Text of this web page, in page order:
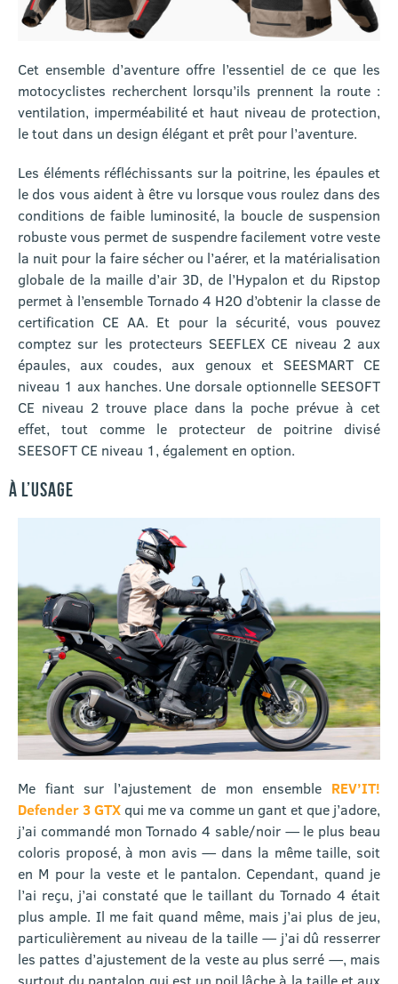
Cet ensemble d’aventure offre l’essentiel de ce que les
motocyclistes recherchent lorsqu’ils prennent la route :
ventilation, imperméabilité et haut niveau de protection,
le tout dans un design élégant et prêt pour l’aventure.
Les éléments réfléchissants sur la poitrine, les épaules et
le dos vous aident à être vu lorsque vous roulez dans des
conditions de faible luminosité, la boucle de suspension
robuste vous permet de suspendre facilement votre veste
la nuit pour la faire sécher ou l’aérer, et la matérialisation
globale de la maille d’air 3D, de l’Hypalon et du Ripstop
permet à l’ensemble Tornado 4 H2O d’obtenir la classe de
certification CE AA. Et pour la sécurité, vous pouvez
comptez sur les protecteurs SEEFLEX CE niveau 2 aux
épaules, aux coudes, aux genoux et SEESMART CE
niveau 1 aux hanches. Une dorsale optionnelle SEESOFT
CE niveau 2 trouve place dans la poche prévue à cet
effet, tout comme le protecteur de poitrine divisé
SEESOFT CE niveau 1, également en option.
À L’USAGE
Me fiant sur l’ajustement de mon ensemble REV’IT!
Defender 3 GTX qui me va comme un gant et que j’adore,
j’ai commandé mon Tornado 4 sable/noir — le plus beau
coloris proposé, à mon avis — dans la même taille, soit
en M pour la veste et le pantalon. Cependant, quand je
l’ai reçu, j’ai constaté que le taillant du Tornado 4 était
plus ample. Il me fait quand même, mais j’ai plus de jeu,
particulièrement au niveau de la taille — j’ai dû resserrer
les pattes d’ajustement de la veste au plus serré —, mais
surtout du pantalon qui est un poil lâche à la taille et aux